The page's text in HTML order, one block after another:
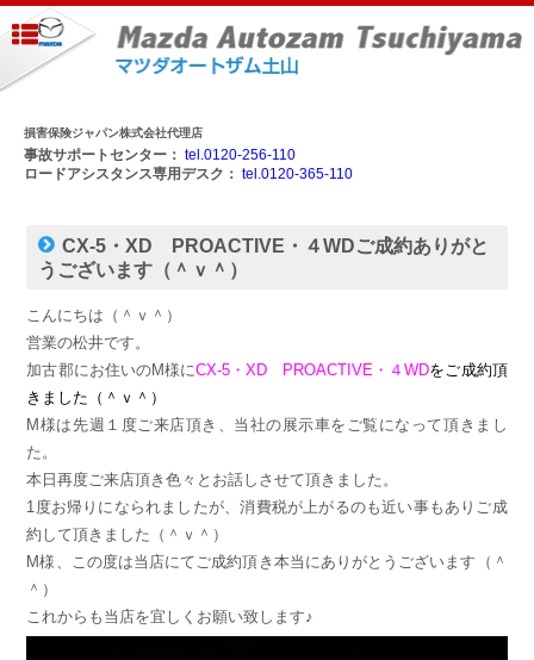
損害保険ジャパン株式会社代理店
事故サポートセンター： tel.0120-256-110
ロードアシスタンス専用デスク： tel.0120-365-110
CX-5・XD PROACTIVE・４WDご成約ありがと
うございます（＾ｖ＾）
こんにちは（＾ｖ＾）
営業の松井です。
加古郡にお住いのM様にCX-5・XD PROACTIVE・４WDをご成約頂
きました（＾ｖ＾）
M様は先週１度ご来店頂き、当社の展示車をご覧になって頂きまし
た。
本日再度ご来店頂き色々とお話しさせて頂きました。
1度お帰りになられましたが、消費税が上がるのも近い事もありご成
約して頂きました（＾ｖ＾）
M様、この度は当店にてご成約頂き本当にありがとうございます（＾
＾）
これからも当店を宜しくお願い致します♪